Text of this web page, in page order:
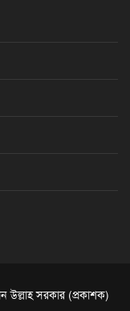
উল্লাহ সরকার (প্রকাশক)